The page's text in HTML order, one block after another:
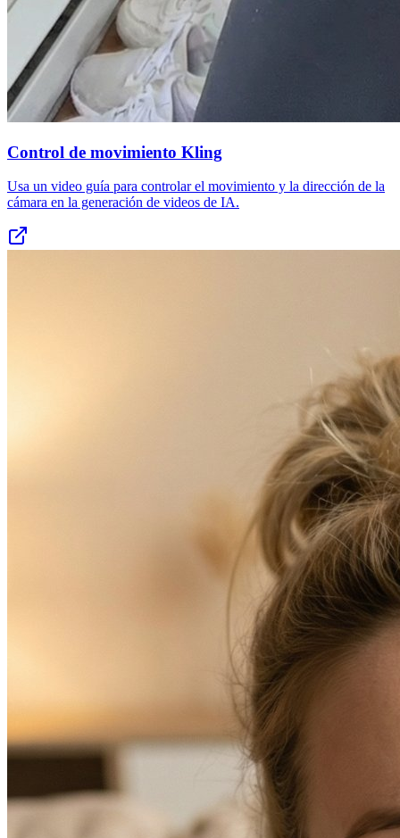
Control de movimiento Kling
Usa un video guía para controlar el movimiento y la dirección de la
cámara en la generación de videos de IA.